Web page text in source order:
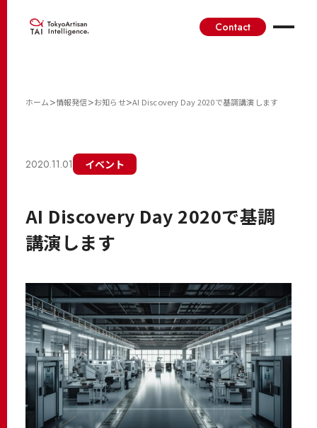
Contact
ホーム>情報発信>お知らせ>AI Discovery Day 2020で基調講演します
2020.11.01 イベント
AI Discovery Day 2020で基調
講演します